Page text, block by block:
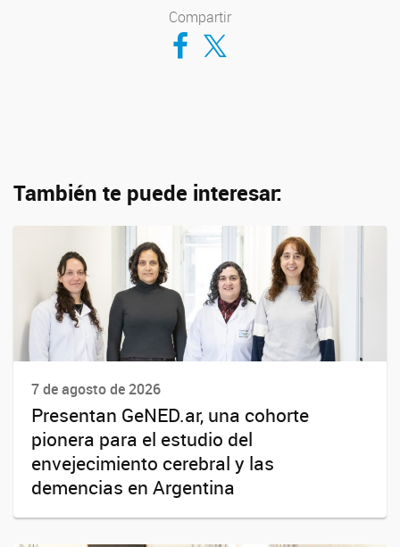
Compartir
Compartir en Facebook
Compartir en Twitter
También te puede interesar:
7 de agosto de 2026
Presentan GeNED.ar, una cohorte
pionera para el estudio del
envejecimiento cerebral y las
demencias en Argentina